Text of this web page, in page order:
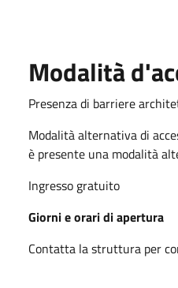
Modalità
Presenza di barriere
Modalità alternativa di
è presente una modalità
Ingresso gratuito
Giorni e orari di apertura
Contatta la struttura per